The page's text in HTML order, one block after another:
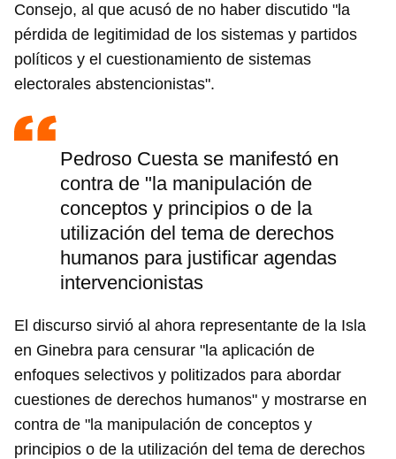
Consejo, al que acusó de no haber discutido "la
pérdida de legitimidad de los sistemas y partidos
políticos y el cuestionamiento de sistemas
electorales abstencionistas".
Pedroso Cuesta se manifestó en
contra de "la manipulación de
conceptos y principios o de la
utilización del tema de derechos
humanos para justificar agendas
intervencionistas
El discurso sirvió al ahora representante de la Isla
en Ginebra para censurar "la aplicación de
enfoques selectivos y politizados para abordar
cuestiones de derechos humanos" y mostrarse en
contra de "la manipulación de conceptos y
principios o de la utilización del tema de derechos